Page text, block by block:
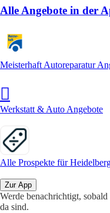
Alle Angebote in der
Meisterhaft Autoreparatur
Werkstatt & Auto Angebote
Alle Prospekte für
Zur App
Werde benachrichtigt,
da sind.